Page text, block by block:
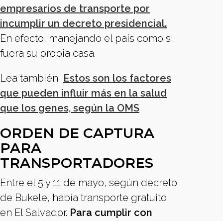
empresarios de transporte por
incumplir un decreto presidencial.
En efecto, manejando el país como si
fuera su propia casa.
Lea también Estos son los factores
que pueden influir más en la salud
que los genes, según la OMS
ORDEN DE CAPTURA
PARA
TRANSPORTADORES
Entre el 5 y 11 de mayo, según decreto
de Bukele, había transporte gratuito
en El Salvador. Para cumplir con